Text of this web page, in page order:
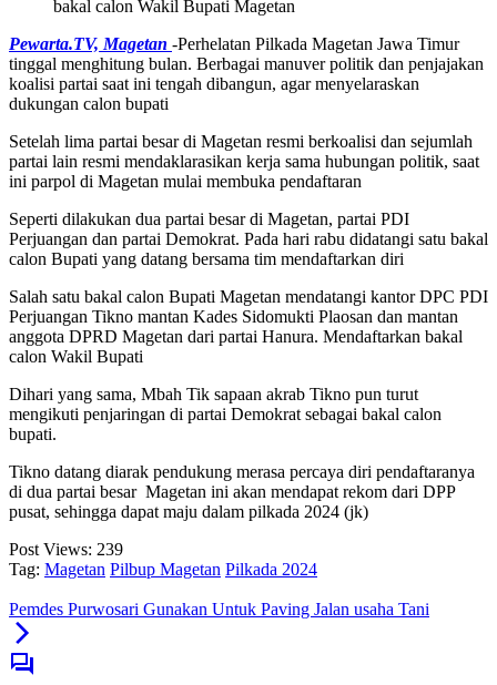
bakal calon Wakil Bupati Magetan
Pewarta.TV, Magetan -Perhelatan Pilkada Magetan Jawa Timur
tinggal menghitung bulan. Berbagai manuver politik dan penjajakan
koalisi partai saat ini tengah dibangun, agar menyelaraskan
dukungan calon bupati
Setelah lima partai besar di Magetan resmi berkoalisi dan sejumlah
partai lain resmi mendaklarasikan kerja sama hubungan politik, saat
ini parpol di Magetan mulai membuka pendaftaran
Seperti dilakukan dua partai besar di Magetan, partai PDI
Perjuangan dan partai Demokrat. Pada hari rabu didatangi satu bakal
calon Bupati yang datang bersama tim mendaftarkan diri
Salah satu bakal calon Bupati Magetan mendatangi kantor DPC PDI
Perjuangan Tikno mantan Kades Sidomukti Plaosan dan mantan
anggota DPRD Magetan dari partai Hanura. Mendaftarkan bakal
calon Wakil Bupati
Dihari yang sama, Mbah Tik sapaan akrab Tikno pun turut
mengikuti penjaringan di partai Demokrat sebagai bakal calon
bupati.
Tikno datang diarak pendukung merasa percaya diri pendaftaranya
di dua partai besar Magetan ini akan mendapat rekom dari DPP
pusat, sehingga dapat maju dalam pilkada 2024 (jk)
Post Views: 239
Tag: Magetan Pilbup Magetan Pilkada 2024
Pemdes Purwosari Gunakan Untuk Paving Jalan usaha Tani